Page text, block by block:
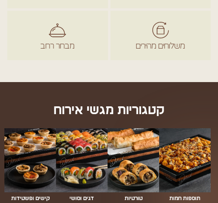
משלוחים מהירים מבחר רחב
קטגוריות מגשי אירוח
תוספות חמות טורטיות דגים וסושי קישים ופשטידות